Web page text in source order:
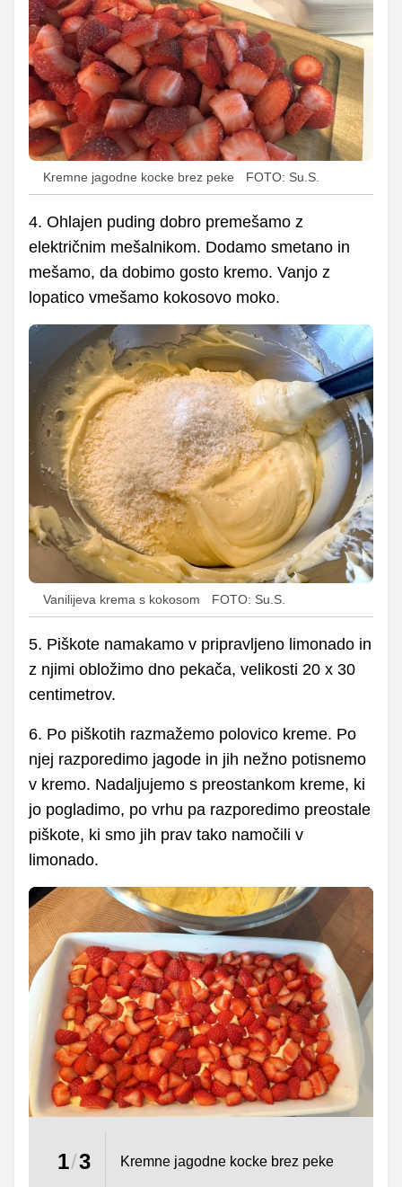
Kremne jagodne kocke brez peke FOTO: Su.S.
4. Ohlajen puding dobro premešamo z
električnim mešalnikom. Dodamo smetano in
mešamo, da dobimo gosto kremo. Vanjo z
lopatico vmešamo kokosovo moko.
Vanilijeva krema s kokosom FOTO: Su.S.
5. Piškote namakamo v pripravljeno limonado in
z njimi obložimo dno pekača, velikosti 20 x 30
centimetrov.
6. Po piškotih razmažemo polovico kreme. Po
njej razporedimo jagode in jih nežno potisnemo
v kremo. Nadaljujemo s preostankom kreme, ki
jo pogladimo, po vrhu pa razporedimo preostale
piškote, ki smo jih prav tako namočili v
limonado.
FOTO: Su.S.
1/3 Kremne jagodne kocke brez peke